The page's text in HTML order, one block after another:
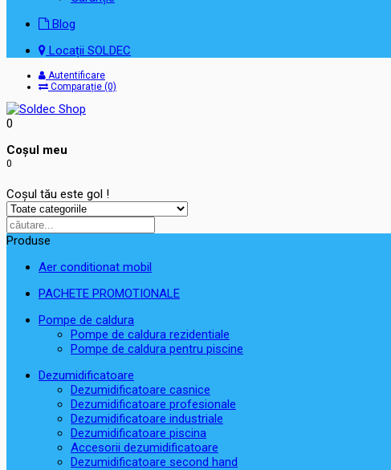
Blog
Locații SOLDEC
Autentificare
Comparație (0)
0
Coşul meu
0
Coșul tău este gol !
Produse
Aer conditionat mobil
PACHETE PROMOTIONALE
Pompe de caldura
Pompe de caldura rezidentiale
Pompe de caldura pentru piscine
Dezumidificatoare
Dezumidificatoare casnice
Dezumidificatoare profesionale
Dezumidificatoare industriale
Dezumidificatoare piscina
Accesorii dezumidificatoare
Dezumidificatoare second hand